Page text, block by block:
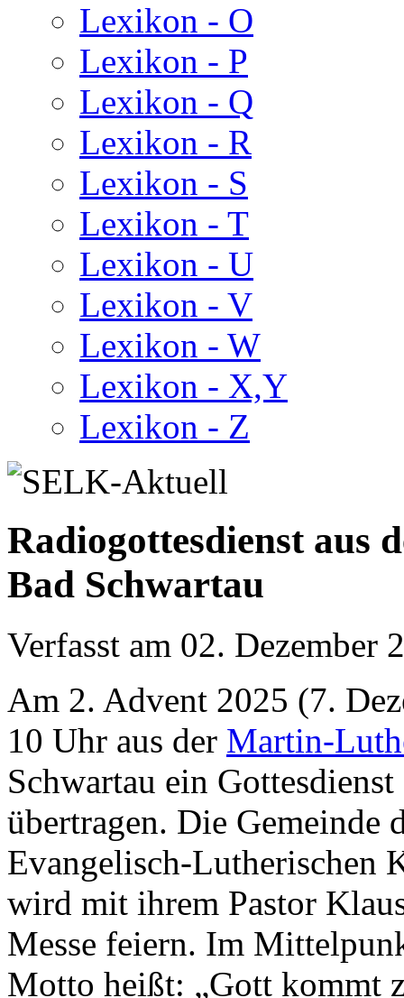
Lexikon - O
Lexikon - P
Lexikon - Q
Lexikon - R
Lexikon - S
Lexikon - T
Lexikon - U
Lexikon - V
Lexikon - W
Lexikon - X,Y
Lexikon - Z
Radiogottesdienst
Bad Schwartau
Verfasst am 02. Dezember
Am 2. Advent 2025 (7.
10 Uhr aus der Martin-
Schwartau ein
übertragen. Die Gemeinde
Evangelisch-Lutherischen
wird mit ihrem Pastor
Messe feiern. Im
Motto heißt: „Gott kommt